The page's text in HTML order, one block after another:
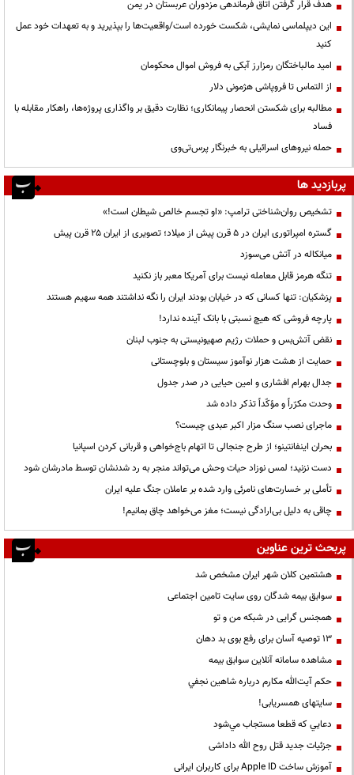
هدف قرار گرفتن اتاق‌ فرماندهی مزدوران عربستان در یمن
این دیپلماسی نمایشی، شکست خورده است/واقعیت‌ها را بپذیرید و به تعهدات خود عمل
کنید
امید مالباختگان رمزارز آبکی به فروش اموال محکومان
از التماس تا فروپاشی هژمونی دلار
مطالبه برای شکستن انحصار پیمانکاری؛ نظارت دقیق بر واگذاری پروژه‌ها، راهکار مقابله با
فساد
حمله نیروهای اسرائیلی به خبرنگار پرس‌تی‌وی
پربازدید ها
تشخیص روان‌شناختی ترامپ: «او تجسم خالص شیطان است!»
گستره امپراتوری ایران در ۵ قرن پیش از میلاد؛ تصویری از ایران ۲۵ قرن پیش
میانکاله در آتش می‌سوزد
تنگه هرمز قابل معامله نیست برای آمریکا معبر باز نکنید
پزشکیان: تنها کسانی که در خیابان بودند ایران را نگه نداشتند همه سهیم هستند
پارچه فروشی که هیچ نسبتی با بانک آینده ندارد!
نقض آتش‌بس و حملات رژیم صهیونیستی به جنوب لبنان
حمایت از هشت هزار نوآموز سیستان و بلوچستانی
جدال بهرام افشاری و امین حیایی در صدر جدول
وحدت مکرّراً و مؤکّداً تذکر داده شد
ماجرای نصب سنگ مزار اکبر عبدی چیست؟
بحران اینفانتینو؛ از طرح جنجالی تا اتهام باج‌خواهی و قربانی کردن اسپانیا
دست نزنید؛ لمس نوزاد حیات وحش می‌تواند منجر به رد شدنشان توسط مادرشان شود
تأملی بر خسارت‌های نامرئی وارد شده بر عاملان جنگ علیه ایران
چاقی به دلیل بی‌ارادگی نیست؛ مغز می‌خواهد چاق بمانیم!
پربحث ترین عناوین
هشتمین کلان شهر ایران مشخص شد
سوابق بیمه شدگان روی سایت تامین اجتماعی
همجنس گرایی در شبکه من و تو
13 توصیه آسان برای رفع بوی بد دهان
مشاهده سامانه آنلاين سوابق بیمه
حكم آيت‌الله مكارم درباره شاهين نجفي
سایتهای همسریابی!
دعايي كه قطعا مستجاب مي‌شود
جزئیات جدید قتل روح الله داداشی
آموزش ساخت Apple ID برای کاربران ایرانی